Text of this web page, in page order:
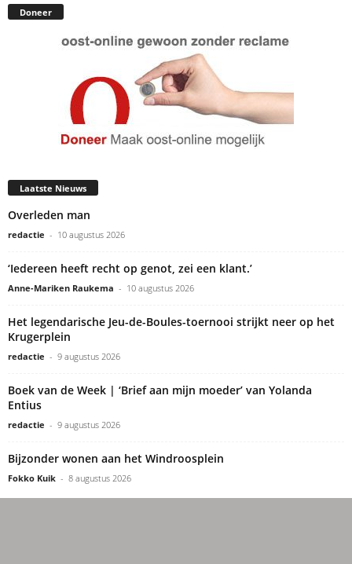
Doneer
Laatste Nieuws
Overleden man
redactie - 10 augustus 2026
‘Iedereen heeft recht op genot, zei een klant.’
Anne-Mariken Raukema - 10 augustus 2026
Het legendarische Jeu-de-Boules-toernooi strijkt neer op het
Krugerplein
redactie - 9 augustus 2026
Boek van de Week | ‘Brief aan mijn moeder’ van Yolanda
Entius
redactie - 9 augustus 2026
Bijzonder wonen aan het Windroosplein
Fokko Kuik - 8 augustus 2026